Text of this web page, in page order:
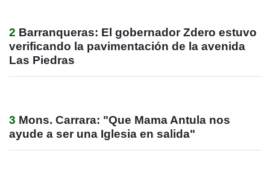
2 Barranqueras: El gobernador Zdero estuvo
verificando la pavimentación de la avenida
Las Piedras
3 Mons. Carrara: "Que Mama Antula nos
ayude a ser una Iglesia en salida"